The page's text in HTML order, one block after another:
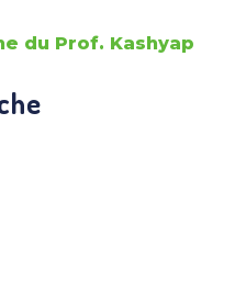
du Prof. Kashyap